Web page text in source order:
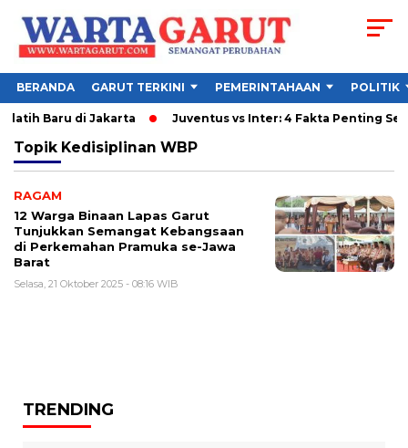
BERANDA GARUT TERKINI PEMERINTAHAAN POLITIK
Baru di Jakarta Juventus vs Inter: 4 Fakta Penting
Topik Kedisiplinan WBP
RAGAM
12 Warga Binaan Lapas Garut
Tunjukkan Semangat Kebangsaan
di Perkemahan Pramuka se-Jawa
Barat
Selasa, 21 Oktober 2025 - 08:16 WIB
TRENDING